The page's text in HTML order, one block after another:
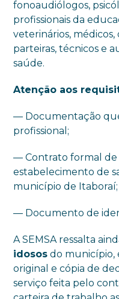
fonoaudiólogos,
profissionais da
veterinários, médicos,
parteiras, técnicos e
saúde.
Atenção aos
— Documentação
profissional;
— Contrato formal de
estabelecimento de
município de Itaboraí;
— Documento de
A SEMSA ressalta
idosos do município,
original e cópia de
serviço feita pelo